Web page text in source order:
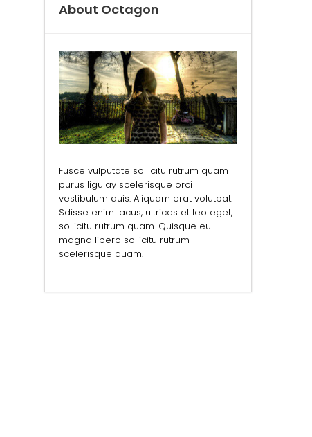
About Octagon
Fusce vulputate sollicitu rutrum quam
purus ligulay scelerisque orci
vestibulum quis. Aliquam erat volutpat.
Sdisse enim lacus, ultrices et leo eget,
sollicitu rutrum quam. Quisque eu
magna libero sollicitu rutrum
scelerisque quam.